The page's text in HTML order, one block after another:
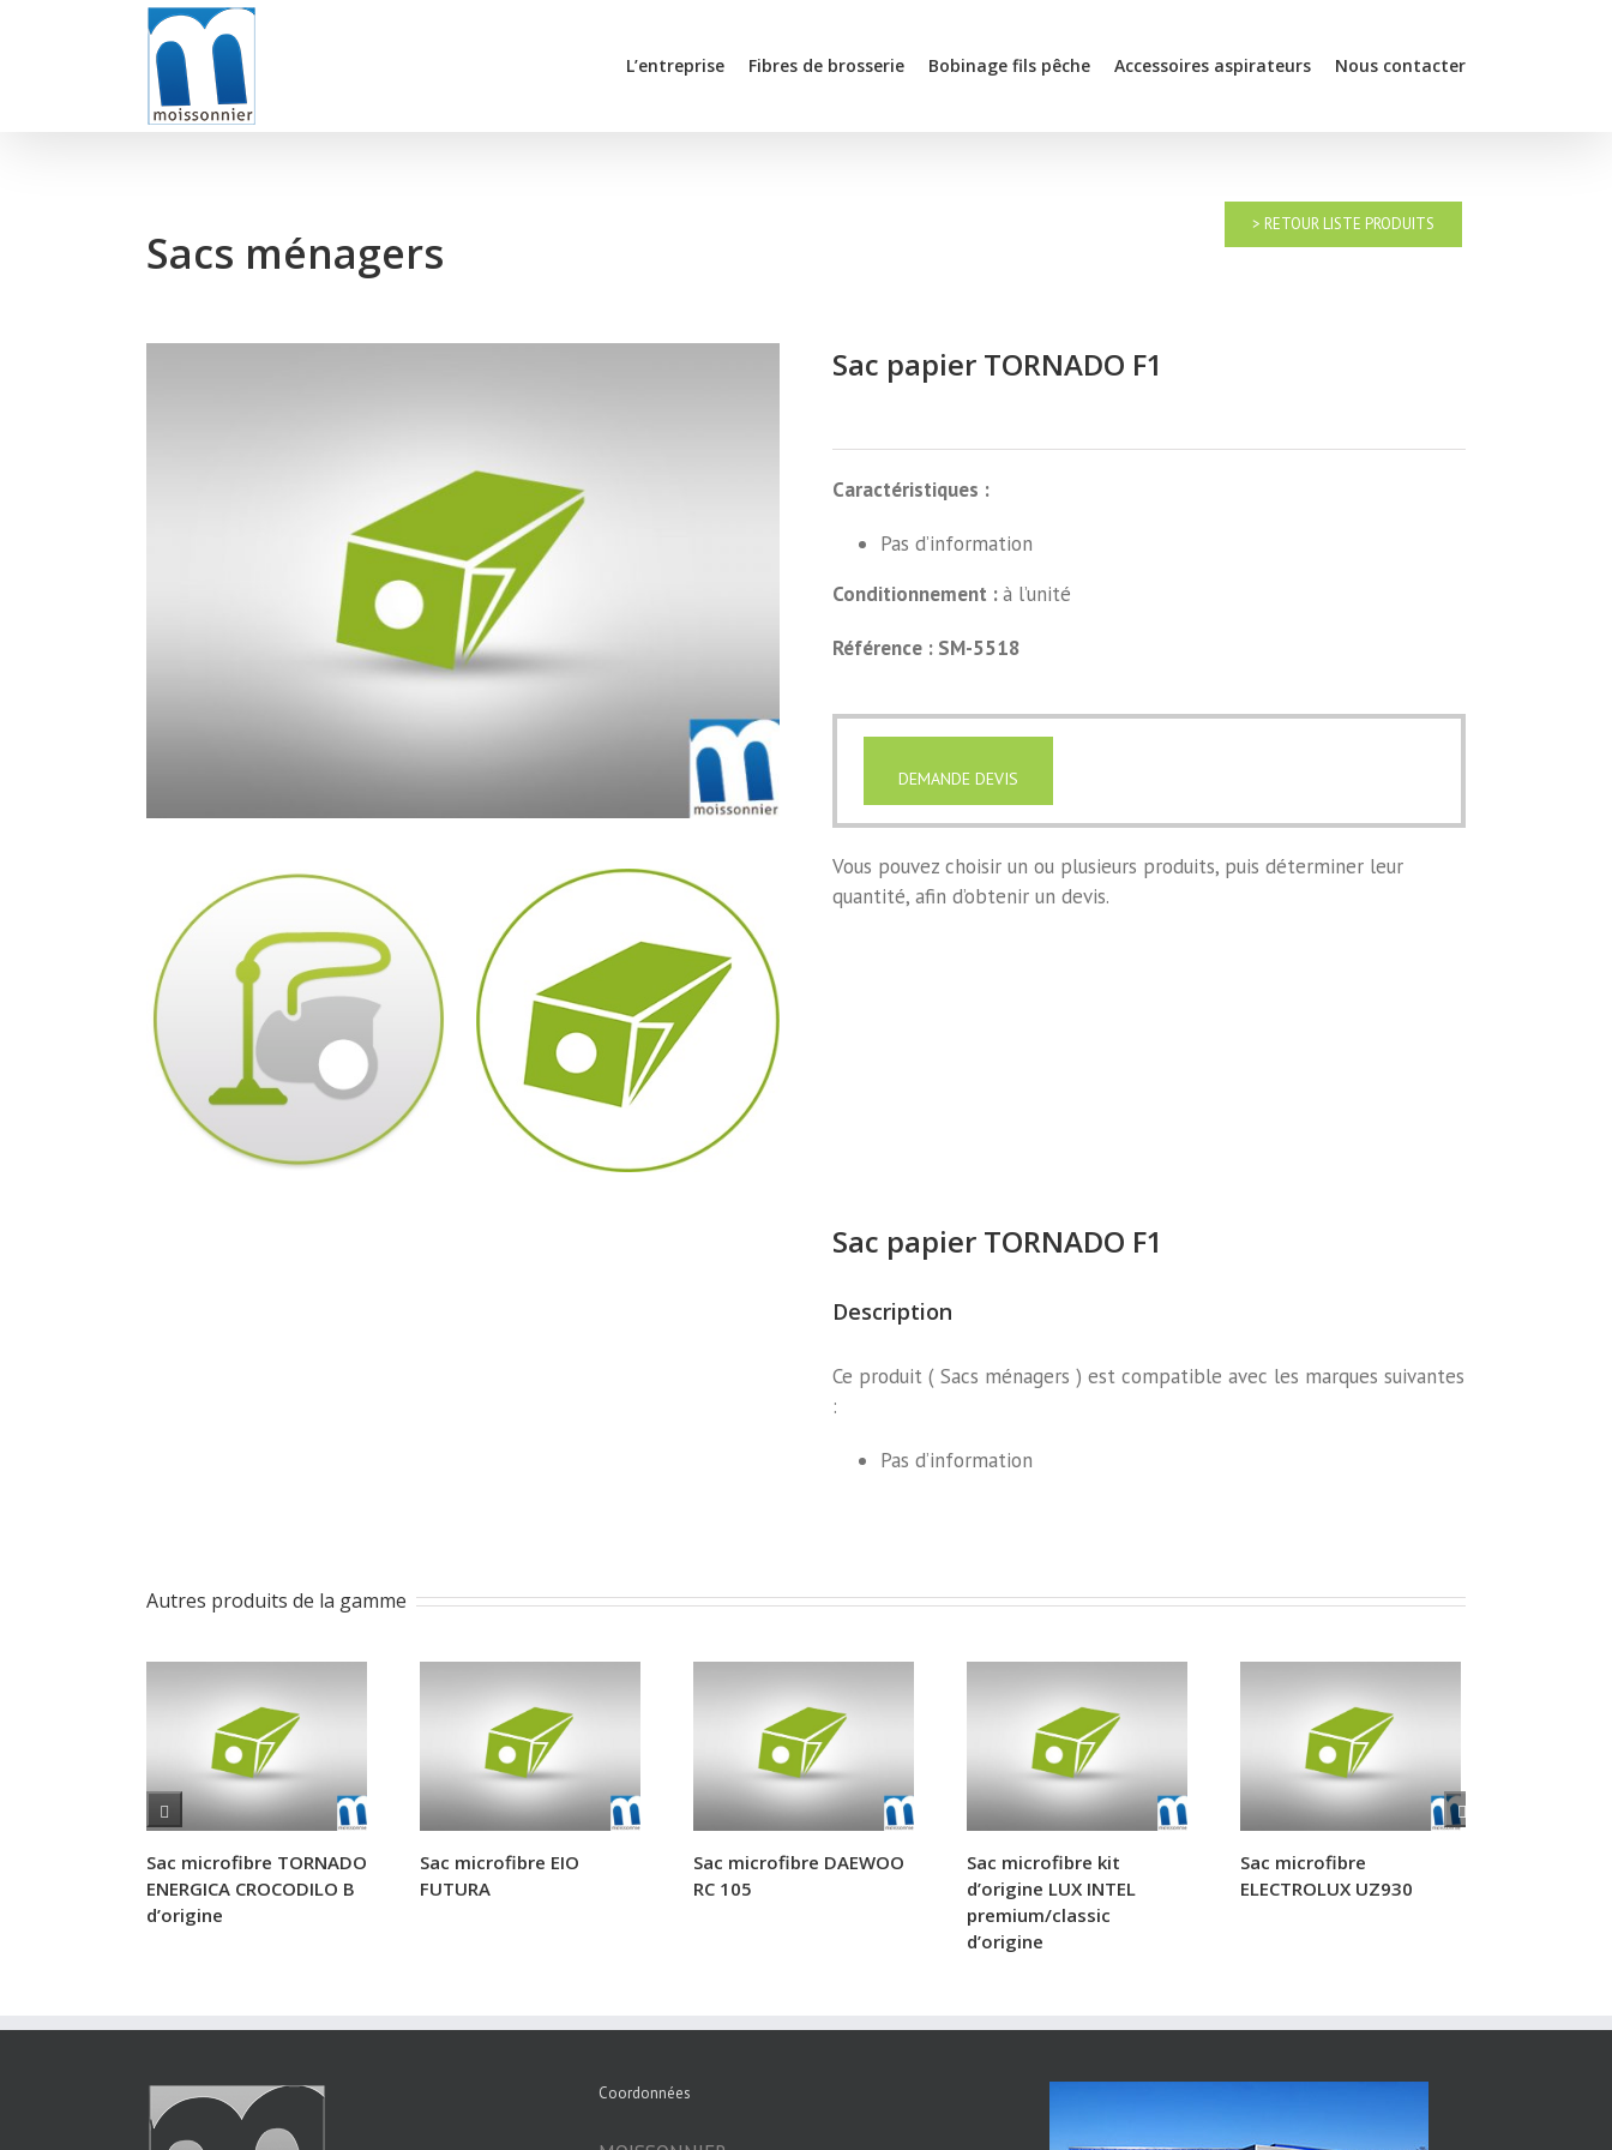
L’entreprise Fibres de brosserie Bobinage fils pêche Accessoires aspirateurs Nous contacter
Sacs ménagers
> RETOUR LISTE PRODUITS
Sac papier TORNADO F1
Caractéristiques :
Pas d’information
Conditionnement :à l’unité
Référence : SM-5518
DEMANDE DEVIS
Vous pouvez choisir un ou plusieurs produits, puis déterminer leur
quantité, afin d’obtenir un devis.
Sac papier TORNADO F1
Description
Ce produit ( Sacs ménagers ) est compatible avec les marques suivantes
:
Pas d’information
Autres produits de la gamme
Sac microfibre TORNADO
ENERGICA CROCODILO B
d’origine
Sac microfibre EIO
FUTURA
Sac microfibre DAEWOO
RC 105
Sac microfibre kit
d’origine LUX INTEL
premium/classic
d’origine
Sac microfibre
ELECTROLUX UZ930
Coordonnées